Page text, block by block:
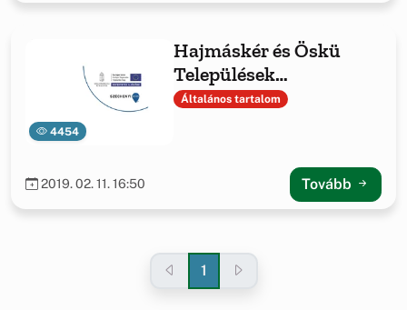
4454
Hajmáskér és Öskü
Települések
Kerékpárosbarát
Általános tartalom
2019. 02. 11. 16:50 Tovább
1